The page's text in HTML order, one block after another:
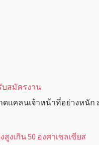
สมัครงาน
คลนเจ้าหน้าที่อย่างหนัก
เกิน 50 องศาเซลเซียส